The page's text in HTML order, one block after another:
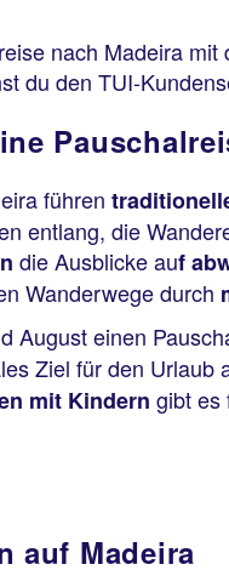
nach Madeira
du den TUI-
führen
entlang, die
die Ausblicke auf
Wanderwege durch
August einen
Ziel für den Urlaub
mit Kindern gibt es
auf Madeira